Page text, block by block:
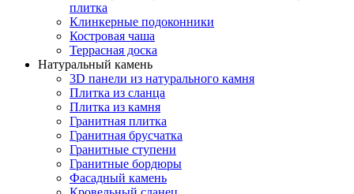
плитка
Клинкерные подоконники
Костровая чаша
Террасная доска
Натуральный камень
3D панели из натурального камня
Плитка из сланца
Плитка из камня
Гранитная плитка
Гранитная брусчатка
Гранитные ступени
Гранитные бордюры
Фасадный камень